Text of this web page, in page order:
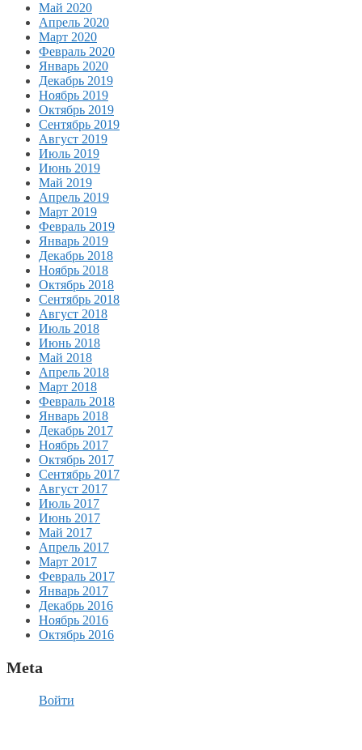
Май 2020
Апрель 2020
Март 2020
Февраль 2020
Январь 2020
Декабрь 2019
Ноябрь 2019
Октябрь 2019
Сентябрь 2019
Август 2019
Июль 2019
Июнь 2019
Май 2019
Апрель 2019
Март 2019
Февраль 2019
Январь 2019
Декабрь 2018
Ноябрь 2018
Октябрь 2018
Сентябрь 2018
Август 2018
Июль 2018
Июнь 2018
Май 2018
Апрель 2018
Март 2018
Февраль 2018
Январь 2018
Декабрь 2017
Ноябрь 2017
Октябрь 2017
Сентябрь 2017
Август 2017
Июль 2017
Июнь 2017
Май 2017
Апрель 2017
Март 2017
Февраль 2017
Январь 2017
Декабрь 2016
Ноябрь 2016
Октябрь 2016
Meta
Войти